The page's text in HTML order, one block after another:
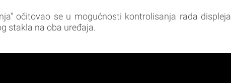
očitovao se u mogućnosti kontrolisanja rada displeja
stakla na oba uređaja.